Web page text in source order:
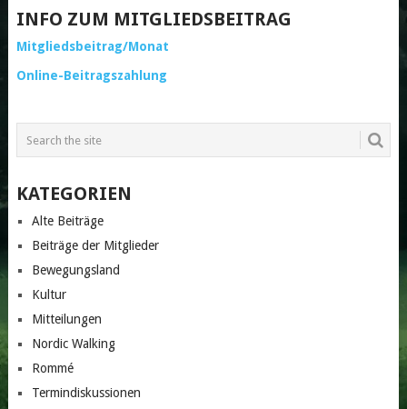
INFO ZUM MITGLIEDSBEITRAG
Mitgliedsbeitrag/Monat
Online-Beitragszahlung
KATEGORIEN
Alte Beiträge
Beiträge der Mitglieder
Bewegungsland
Kultur
Mitteilungen
Nordic Walking
Rommé
Termindiskussionen